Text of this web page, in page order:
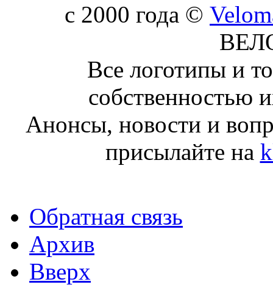
c 2000 года ©
Все логотипы и
собственностью
Анонсы, новости и
присылайте на
Обратная связь
Архив
Вверх